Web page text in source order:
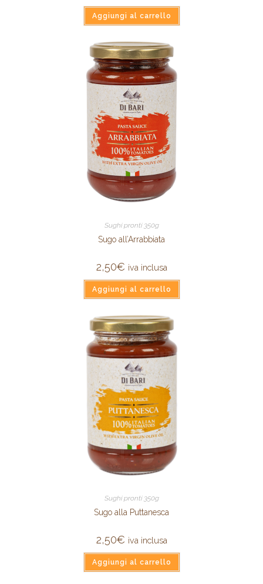
Aggiungi al carrello
Sughi pronti 350g
Sugo all’Arrabbiata
2,50€ iva inclusa
Aggiungi al carrello
Sughi pronti 350g
Sugo alla Puttanesca
2,50€ iva inclusa
Aggiungi al carrello